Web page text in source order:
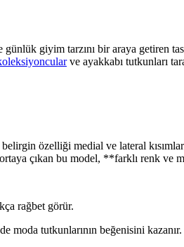
giyim tarzını bir araya getiren
ve ayakkabı tutkunları
özelliği medial ve lateral
çıkan bu model, **farklı renk ve
rağbet görür.
moda tutkunlarının beğenisini kazanır.